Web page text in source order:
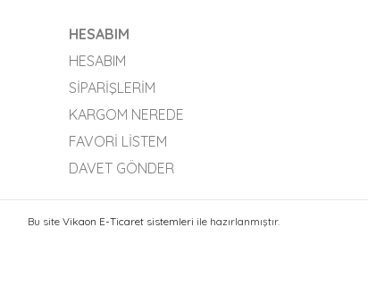
HESABIM
HESABIM
SIPARIŞLERIM
KARGOM NEREDE
FAVORI LISTEM
DAVET GÖNDER
Bu site Vikaon E-Ticaret sistemleri ile hazırlanmıştır.